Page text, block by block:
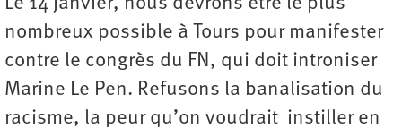
Le 14 janvier, nous devrons être le plus
nombreux possible à Tours pour manifester
contre le congrès du FN, qui doit introniser
Marine Le Pen. Refusons la banalisation du
racisme, la peur qu’on voudrait instiller en